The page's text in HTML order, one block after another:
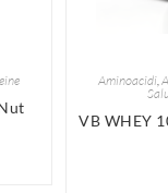
Aminoacidi,
VB WHEY